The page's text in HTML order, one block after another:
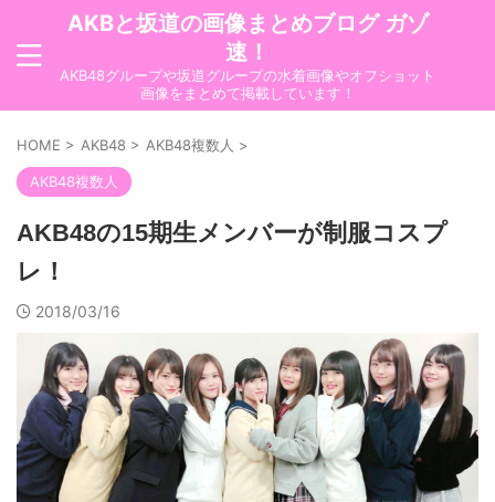
AKBと坂道の画像まとめブログ ガゾ
速！
AKB48グループや坂道グループの水着画像やオフショット
画像をまとめて掲載しています！
HOME > AKB48 > AKB48複数人 >
AKB48複数人
AKB48の15期生メンバーが制服コスプ
レ！
2018/03/16